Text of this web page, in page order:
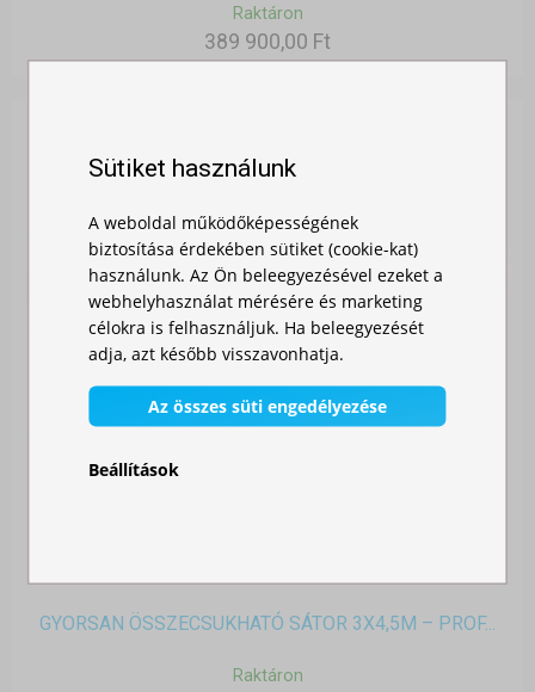
Raktáron
389 900,00 Ft
GYORSAN ÖSSZECSUKHATÓ SÁTOR 3X4,5M – PROF...
Raktáron
Sütiket használunk
A weboldal működőképességének
biztosítása érdekében sütiket (cookie-kat)
használunk. Az Ön beleegyezésével ezeket a
webhelyhasználat mérésére és marketing
célokra is felhasználjuk. Ha beleegyezését
adja, azt később visszavonhatja.
Az összes süti engedélyezése
Beállítások